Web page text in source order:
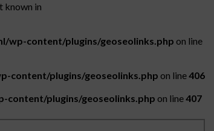
known in
wp-content/plugins/geoseolinks.php on line
content/plugins/geoseolinks.php on line406
content/plugins/geoseolinks.php on line407